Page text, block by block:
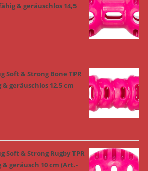
& geräuschlos 14,5
Soft & Strong Bone TPR
geräuschlos 12,5 cm
Soft & Strong Rugby TPR
geräusch 10 cm (Art.-